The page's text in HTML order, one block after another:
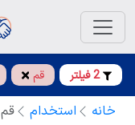
2 فیلتر قم
خانه استخدام قم